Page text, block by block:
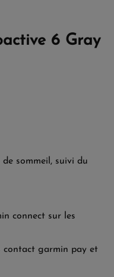
6 Gray
sommeil, suivi du
connect sur les
contact garmin pay et